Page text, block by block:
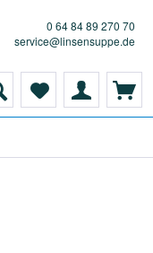
0 64 84 89 270 70
service@linsensuppe.de